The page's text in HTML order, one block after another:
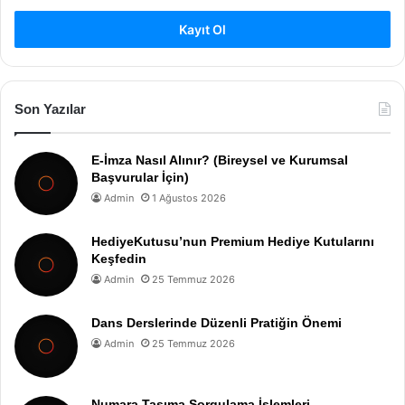
Kayıt Ol
Son Yazılar
E-İmza Nasıl Alınır? (Bireysel ve Kurumsal
Başvurular İçin)
Admin 1 Ağustos 2026
HediyeKutusu’nun Premium Hediye Kutularını
Keşfedin
Admin 25 Temmuz 2026
Dans Derslerinde Düzenli Pratiğin Önemi
Admin 25 Temmuz 2026